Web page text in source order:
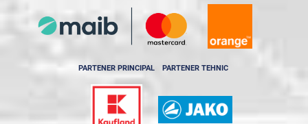
PARTENER PRINCIPAL PARTENER TEHNIC